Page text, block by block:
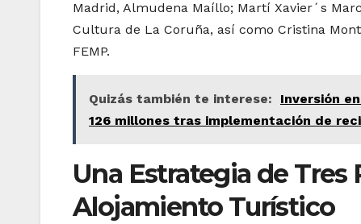
Madrid, Almudena Maíllo; Martí Xavier´s
Cultura de La Coruña, así como Cristina
FEMP.
Quizás también te interese:
Inversión
126 millones tras implementación de
Una Estrategia de Tres
Alojamiento Turístico